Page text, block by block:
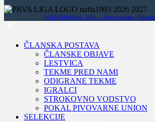
FOTO ŠIMONKA | 2019 | Pogoji uporabe Piškotki
ČLANSKA POSTAVA
ČLANSKE OBJAVE
LESTVICA
TEKME PRED NAMI
ODIGRANE TEKME
IGRALCI
STROKOVNO VODSTVO
POKAL PIVOVARNE UNION
SELEKCIJE